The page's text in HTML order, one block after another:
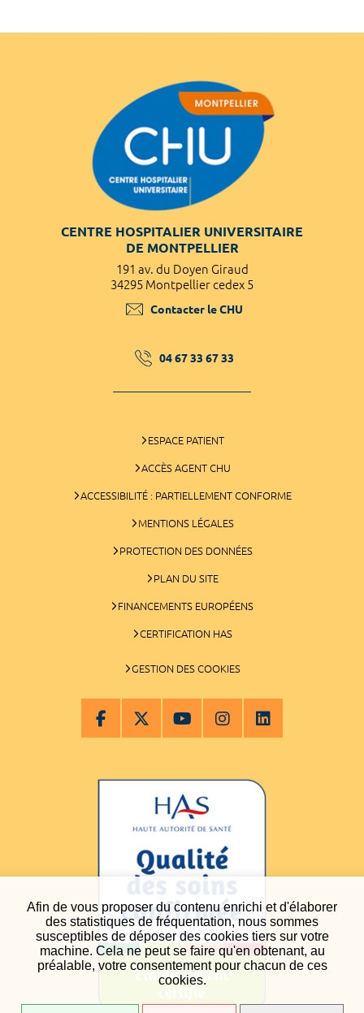
Afin de vous proposer du contenu enrichi et d'élaborer
des statistiques de fréquentation, nous sommes
susceptibles de déposer des cookies tiers sur votre
machine. Cela ne peut se faire qu'en obtenant, au
préalable, votre consentement pour chacun de ces
cookies.
CENTRE HOSPITALIER UNIVERSITAIRE
DE MONTPELLIER
191 av. du Doyen Giraud
34295 Montpellier cedex 5
Contacter le CHU
04 67 33 67 33
ESPACE PATIENT
ACCÈS AGENT CHU
ACCESSIBILITÉ : PARTIELLEMENT CONFORME
MENTIONS LÉGALES
PROTECTION DES DONNÉES
PLAN DU SITE
FINANCEMENTS EUROPÉENS
CERTIFICATION HAS
GESTION DES COOKIES